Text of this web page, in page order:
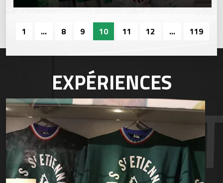
1 ... 8 9 10 11 12 ... 119
EXPÉRIENCES